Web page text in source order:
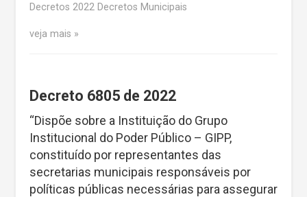
Decretos 2022 Decretos Municipais
veja mais
Decreto 6805 de 2022
“Dispõe sobre a Instituição do Grupo
Institucional do Poder Público – GIPP,
constituído por representantes das
secretarias municipais responsáveis por
políticas públicas necessárias para assegurar